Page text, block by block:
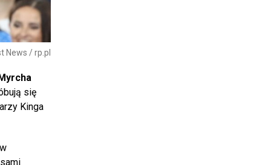
News / rp.pl
się
Kinga